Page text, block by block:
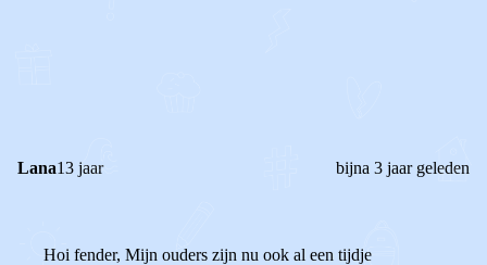
Lana13 jaar bijna 3 jaar geleden
Hoi fender, Mijn ouders zijn nu ook al een tijdje